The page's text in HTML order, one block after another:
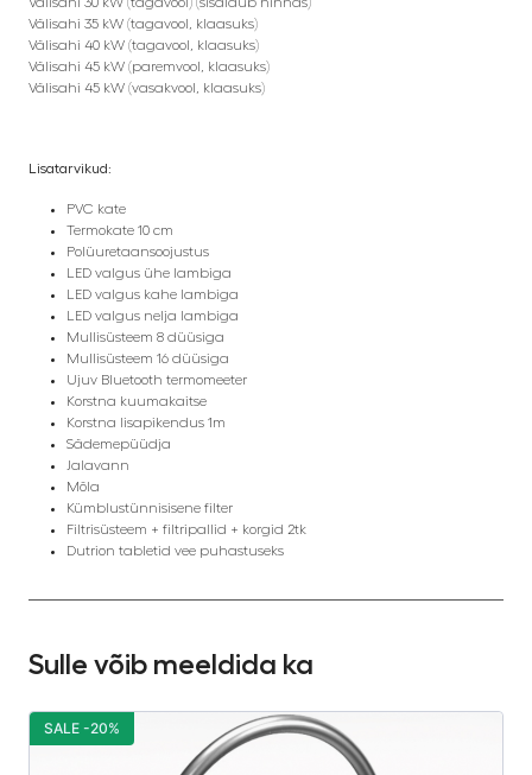
Välisahi 35 kW (tagavool, klaasuks)
Välisahi 40 kW (tagavool, klaasuks)
Välisahi 45 kW (paremvool, klaasuks)
Välisahi 45 kW (vasakvool, klaasuks)
Lisatarvikud:
PVC kate
Termokate 10 cm
Polüuretaansoojustus
LED valgus ühe lambiga
LED valgus kahe lambiga
LED valgus nelja lambiga
Mullisüsteem 8 düüsiga
Mullisüsteem 16 düüsiga
Ujuv Bluetooth termomeeter
Korstna kuumakaitse
Korstna lisapikendus 1m
Sädemepüüdja
Jalavann
Mõla
Kümblustünnisisene filter
Filtrisüsteem + filtripallid + korgid 2tk
Dutrion tabletid vee puhastuseks
Sulle võib meeldida ka
SALE -20%